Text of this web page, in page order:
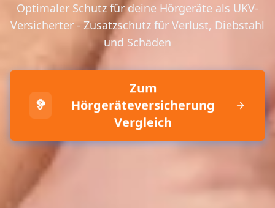
Optimaler Schutz für deine Hörgeräte als UKV-
Versicherter - Zusatzschutz für Verlust, Diebstahl
und Schäden
🦻
Zum
Hörgeräteversicherung
Vergleich